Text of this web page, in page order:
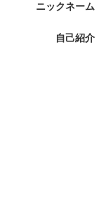
ニックネーム
自己紹介